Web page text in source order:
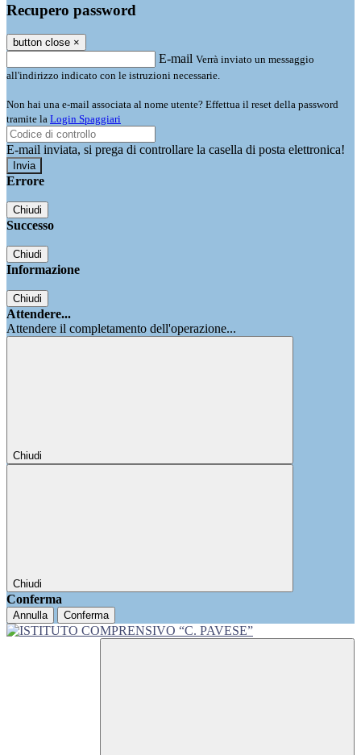
Recupero password
button close ×
E-mail Verrà inviato un messaggio
all'indirizzo indicato con le istruzioni necessarie.
Non hai una e-mail associata al nome utente? Effettua il reset della password
tramite la Login Spaggiari
E-mail inviata, si prega di controllare la casella di posta elettronica!
Errore
Chiudi
Successo
Chiudi
Informazione
Chiudi
Attendere...
Attendere il completamento dell'operazione...
Chiudi
Chiudi
Conferma
Annulla Conferma